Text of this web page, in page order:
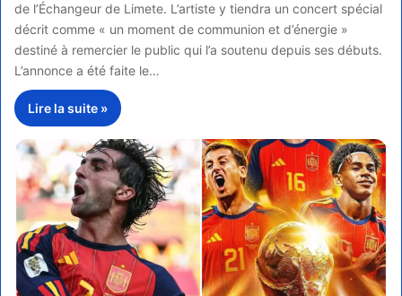
de l’Échangeur de Limete. L’artiste y tiendra un concert spécial
décrit comme « un moment de communion et d’énergie »
destiné à remercier le public qui l’a soutenu depuis ses débuts.
L’annonce a été faite le…
Lire la suite »